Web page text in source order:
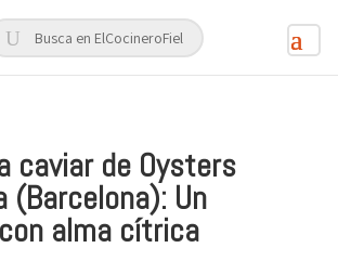
caviar de Oysters
(Barcelona): Un
alma cítrica